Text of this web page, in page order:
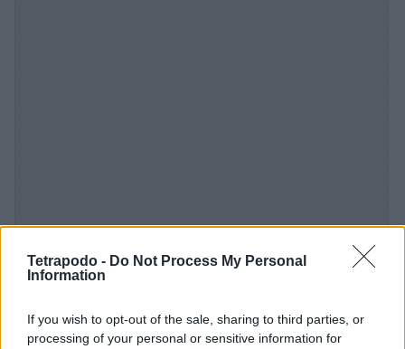
Tetrapodo - Do Not Process My Personal
Information
If you wish to opt-out of the sale, sharing to third parties, or
processing of your personal or sensitive information for